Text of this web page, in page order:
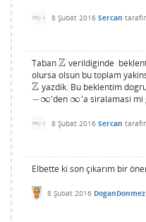
8 Şubat 2016 Sercan
TabanZ
Z verildiginde
olursa olsun bu toplam
Z
Z yazdik. Bu beklentim
−∞
−∞ 'den∞
∞ 'a siralamasi mi
8 Şubat 2016 Sercan
Elbette ki son çıkarım bir
8 Şubat 2016 DoganDonmez